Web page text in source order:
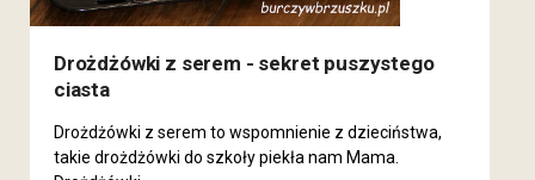
Drożdżówki z serem - sekret puszystego
ciasta
Drożdżówki z serem to wspomnienie z dzieciństwa,
takie drożdżówki do szkoły piekła nam Mama.